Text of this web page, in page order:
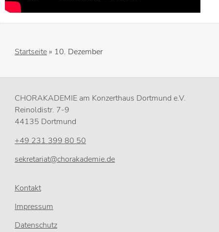
Startseite » 10. Dezember
CHORAKADEMIE am Konzerthaus Dortmund e.V.
Reinoldistr. 7-9
44135 Dortmund
+49 231 399 80 50
sekretariat@chorakademie.de
Kontakt
Impressum
Datenschutz